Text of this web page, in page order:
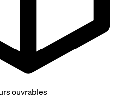
ouvrables